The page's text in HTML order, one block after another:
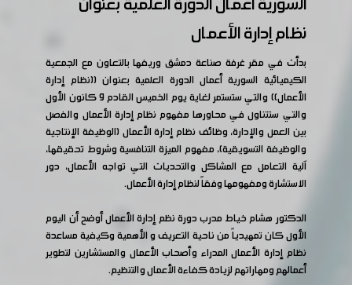
نظام إدارة الأعمال
بدأت في مقر غرفة صناعة دمشق وريفها بالتعاون مع الجمعية
الكيميائية السورية أعمال الدورة العلمية بعنوان ((نظام إدارة
الأعمال)) والتي ستستمر لغاية يوم الخميس القادم 9 كانون الأول
والتي ستتناول في محاورها مفهوم نظام إدارة الأعمال والفصل
بين العمل والإدارة، وظائف نظام إدارة الأعمال (الوظيفة الإنتاجية
والوظيفة التسويقية)، مفهوم الميزة التنافسية وشروط تحقيقها،
آلية التعامل مع المشاكل والتحديات التي تواجه الأعمال، دور
الاستشارة ومفهومها وفقاً لنظام إدارة الأعمال.
الدكتور هشام خياط مدرب دورة نظم إدارة الأعمال أوضح أن اليوم
الأول كان تمهيدياً من ناحية التعريف و الأهمية وكيفية مساعدة
نظام إدارة الأعمال المدراء وأصحاب الأعمال والمستشارين لتطوير
أعمالهم ومهاراتهم لزيادة كفاءة الأعمال والتنظيم.